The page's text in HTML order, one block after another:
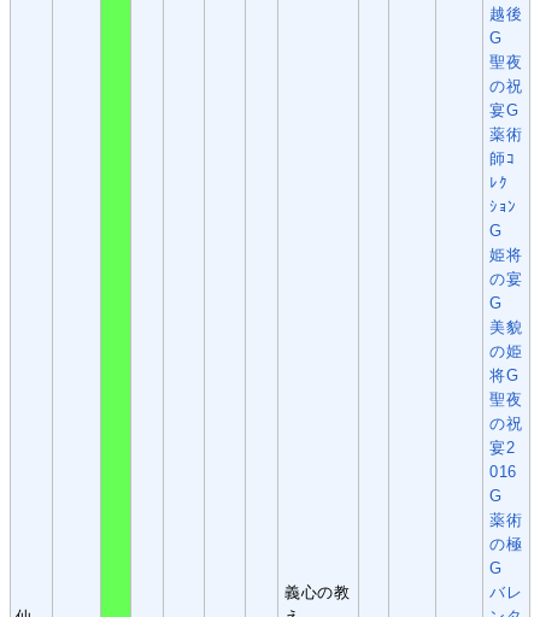
義心の教
越後
G
聖夜
の祝
宴G
薬術
師ｺ
ﾚｸ
ｼｮﾝ
G
姫将
の宴
G
美貌
の姫
将G
聖夜
の祝
宴2
016
G
薬術
の極
G
バレ